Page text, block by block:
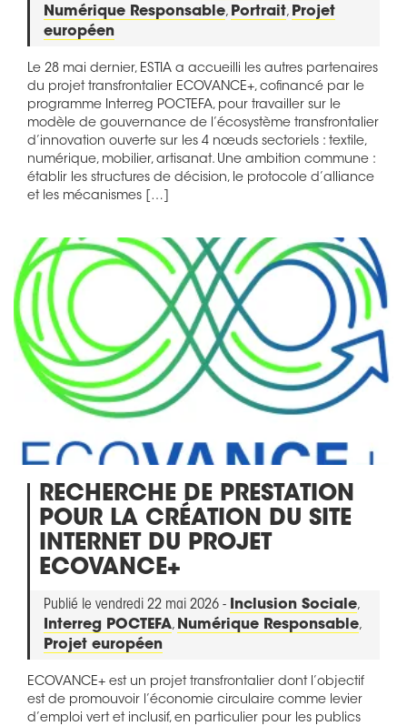
Numérique Responsable, Portrait, Projet
européen
Le 28 mai dernier, ESTIA a accueilli les autres partenaires
du projet transfrontalier ECOVANCE+, cofinancé par le
programme Interreg POCTEFA, pour travailler sur le
modèle de gouvernance de l’écosystème transfrontalier
d’innovation ouverte sur les 4 nœuds sectoriels : textile,
numérique, mobilier, artisanat. Une ambition commune :
établir les structures de décision, le protocole d’alliance
et les mécanismes […]
RECHERCHE DE PRESTATION
POUR LA CRÉATION DU SITE
INTERNET DU PROJET
ECOVANCE+
Publié le vendredi 22 mai 2026 - Inclusion Sociale,
Interreg POCTEFA, Numérique Responsable,
Projet européen
ECOVANCE+ est un projet transfrontalier dont l’objectif
est de promouvoir l’économie circulaire comme levier
d’emploi vert et inclusif, en particulier pour les publics